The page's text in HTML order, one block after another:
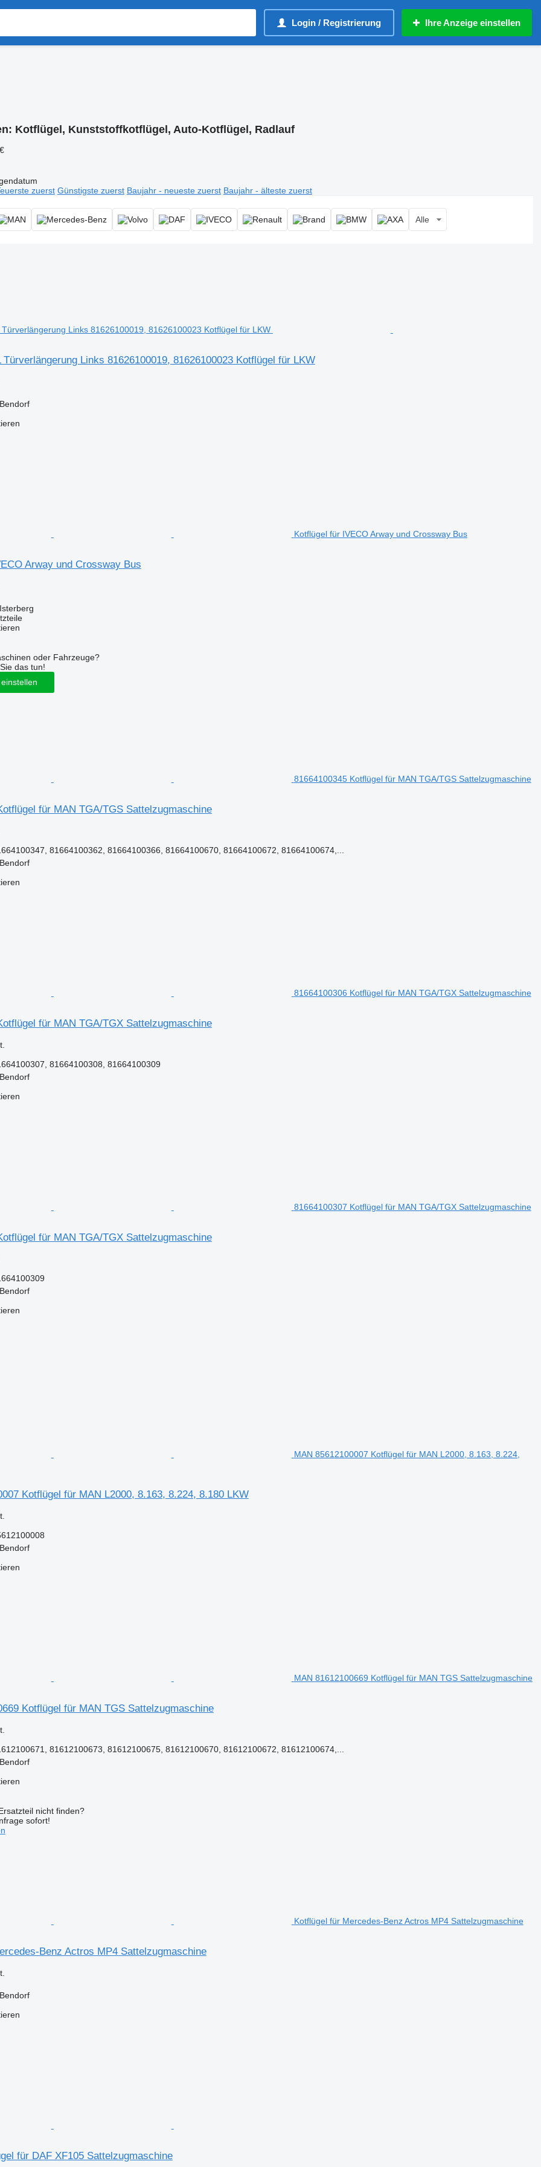
Login / Registrierung Ihre Anzeige einstellen
Kotflügel, Kunststoffkotflügel, Auto-Kotflügel, Radlauf
zuerst Günstigste zuerst Baujahr - neueste zuerst Baujahr - älteste zuerst
Alle
Türverlängerung Links 81626100019, 81626100023 Kotflügel für LKW
Kotflügel für IVECO Arway und Crossway Bus
Arway und Crossway Bus
oder Fahrzeuge?
das tun!
81664100345 Kotflügel für MAN TGA/TGS Sattelzugmaschine
für MAN TGA/TGS Sattelzugmaschine
81664100362, 81664100366, 81664100670, 81664100672, 81664100674,...
81664100306 Kotflügel für MAN TGA/TGX Sattelzugmaschine
für MAN TGA/TGX Sattelzugmaschine
81664100308, 81664100309
81664100307 Kotflügel für MAN TGA/TGX Sattelzugmaschine
für MAN TGA/TGX Sattelzugmaschine
MAN 85612100007 Kotflügel für MAN L2000, 8.163, 8.224,
Kotflügel für MAN L2000, 8.163, 8.224, 8.180 LKW
MAN 81612100669 Kotflügel für MAN TGS Sattelzugmaschine
Kotflügel für MAN TGS Sattelzugmaschine
81612100673, 81612100675, 81612100670, 81612100672, 81612100674,...
nicht finden?
sofort!
Kotflügel für Mercedes-Benz Actros MP4 Sattelzugmaschine
Benz Actros MP4 Sattelzugmaschine
für DAF XF105 Sattelzugmaschine